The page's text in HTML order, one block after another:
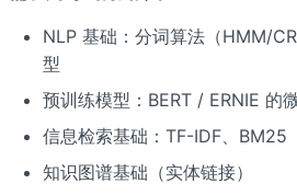
NLP 基础：分词算法（HMM/
型
预训练模型：BERT / ERNIE 的
信息检索基础：TF-IDF、BM25
知识图谱基础（实体链接）